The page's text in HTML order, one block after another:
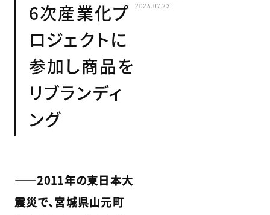
6次産業化プ
ロジェクトに
参加し商品を
リブランディ
ング
――2011年の東日本大
震災で、宮城県山元町
2026.07.23